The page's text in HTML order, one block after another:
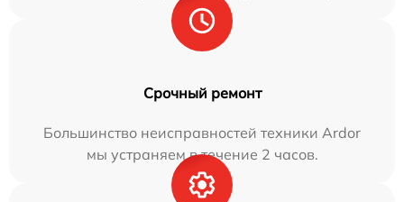
Срочный ремонт
Большинство неисправностей техники Ardor
мы устраняем в течение 2 часов.